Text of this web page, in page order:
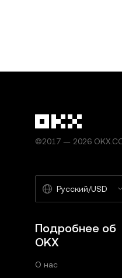
©2017 — 2026
Русский/USD
Подробнее об
OKX
О нас